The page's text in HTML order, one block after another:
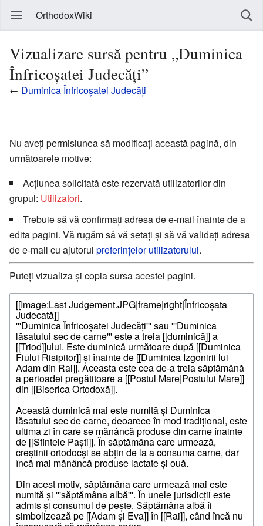
OrthodoxWiki
Vizualizare sursă pentru „Duminica
Înfricoșatei Judecăți”
← Duminica Înfricoșatei Judecăți
Nu aveți permisiunea să modificați această pagină, din
următoarele motive:
Acțiunea solicitată este rezervată utilizatorilor din
grupul: Utilizatori.
Trebuie să vă confirmați adresa de e-mail înainte de a
edita pagini. Vă rugăm să vă setați și să vă validați adresa
de e-mail cu ajutorul preferințelor utilizatorului.
Puteți vizualiza și copia sursa acestei pagini.